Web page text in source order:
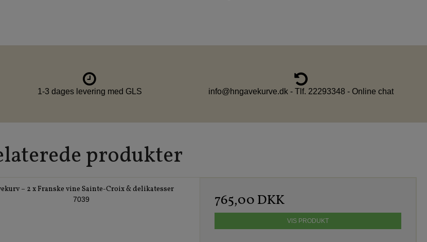
1-3 dages levering med GLS info@hngavekurve.dk - Tlf. 22293348 - Online chat
produkter
– 2 x Franske vine Sainte-Croix & delikatesser
7039 765,00 DKK
VIS PRODUKT